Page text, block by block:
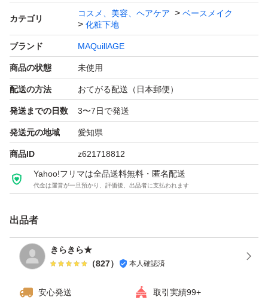
カテゴリ
コスメ、美容、ヘアケア
ベースメイク
化粧下地
ブランド MAQuillAGE
商品の状態 未使用
配送の方法 おてがる配送（日本郵便）
発送までの日数 3〜7日で発送
発送元の地域 愛知県
商品ID z621718812
Yahoo!フリマは全品送料無料・匿名配送
代金は運営が一旦預かり、評価後、出品者に支払われます
出品者
きらきら★
（827） 本人確認済
安心発送 取引実績99+